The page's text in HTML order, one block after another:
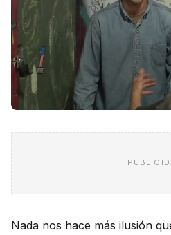
Nada nos hace más ilusión